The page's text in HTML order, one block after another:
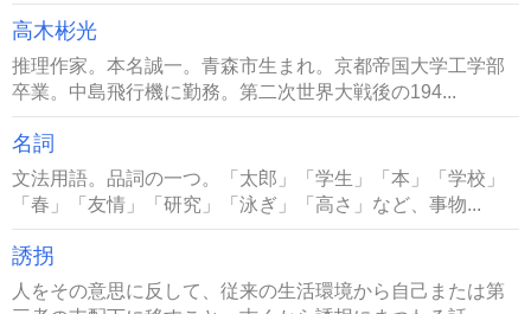
高木彬光
推理作家。本名誠一。青森市生まれ。京都帝国大学工学部
卒業。中島飛行機に勤務。第二次世界大戦後の194...
名詞
文法用語。品詞の一つ。「太郎」「学生」「本」「学校」
「春」「友情」「研究」「泳ぎ」「高さ」など、事物...
誘拐
人をその意思に反して、従来の生活環境から自己または第